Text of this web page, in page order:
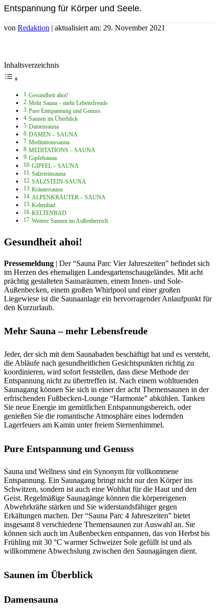
Entspannung für Körper und Seele.
von Redaktion | aktualisiert am: 29. November 2021
Inhaltsverzeichnis
Gesundheit ahoi!
Mehr Sauna – mehr Lebensfreude
Pure Entspannung und Genuss
Saunen im Überblick
Damensauna
DAMEN – SAUNA
Meditationssauna
MEDITATIONS – SAUNA
Gipfelsauna
GIPFEL – SAUNA
Salzsteinsauna
SALZSTEIN-SAUNA
Kräutersauna
ALPENKRÄUTER – SAUNA
Keltenbad
KELTENBAD
Weitere Saunen im Außenbereich
Gesundheit ahoi!
Pressemeldung | Der “Sauna Parc Vier Jahreszeiten” befindet sich
im Herzen des ehemaligen Landesgartenschaugeländes. Mit acht
prächtig gestalteten Saunaräumen, einem Innen- und Sole-
Außenbecken, einem großen Whirlpool und einer großen
Liegewiese ist die Saunaanlage ein hervorragender Anlaufpunkt für
den Kurzurlaub.
Mehr Sauna – mehr Lebensfreude
Jeder, der sich mit dem Saunabaden beschäftigt hat und es versteht,
die Abläufe nach gesundheitlichen Gesichtspunkten richtig zu
koordinieren, wird sofort feststellen, dass diese Methode der
Entspannung nicht zu übertreffen ist. Nach einem wohltuenden
Saunagang können Sie sich in einer der acht Themensaunen in der
erfrischenden Fußbecken-Lounge “Harmonie” abkühlen. Tanken
Sie neue Energie im gemütlichen Entspannungsbereich, oder
genießen Sie die romantische Atmosphäre eines lodernden
Lagerfeuers am Kamin unter freiem Sternenhimmel.
Pure Entspannung und Genuss
Sauna und Wellness sind ein Synonym für vollkommene
Entspannung. Ein Saunagang bringt nicht nur den Körper ins
Schwitzen, sondern ist auch eine Wohltat für die Haut und den
Geist. Regelmäßige Saunagänge können die körpereigenen
Abwehrkräfte stärken und Sie widerstandsfähiger gegen
Erkältungen machen. Der “Sauna Parc 4 Jahreszeiten” bietet
insgesamt 8 verschiedene Themensaunen zur Auswahl an. Sie
können sich auch im Außenbecken entspannen, das von Herbst bis
Frühling mit 30 °C warmer Schweizer Sole gefüllt ist und als
willkommene Abwechslung zwischen den Saunagängen dient.
Saunen im Überblick
Damensauna